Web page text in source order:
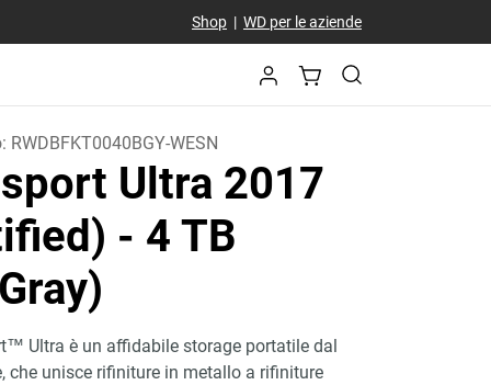
Shop| WD per le aziende
RWDBFKT0040BGY-WESN
Ultra 2017
- 4 TB
Ultra è un affidabile storage portatile dal
che unisce rifiniture in metallo a rifiniture